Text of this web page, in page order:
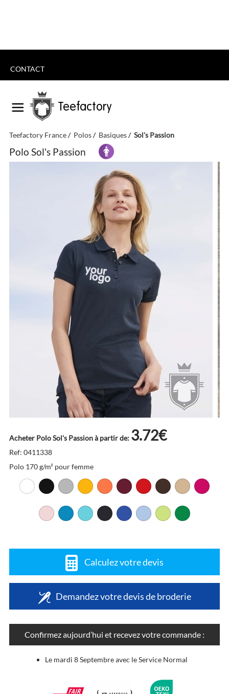
CONTACT
Teefactory
Teefactory France Polos Basiques Sol's Passion
Polo Sol's Passion
Acheter Polo Sol's Passion à partir de: 3.72€
Ref: 0411338
Polo 170 g/m² pour femme
Calculez votre devis
Demandez votre devis de broderie
Confirmez aujourd’hui et recevez votre commande :
Le mardi 8 Septembre avec le Service Normal